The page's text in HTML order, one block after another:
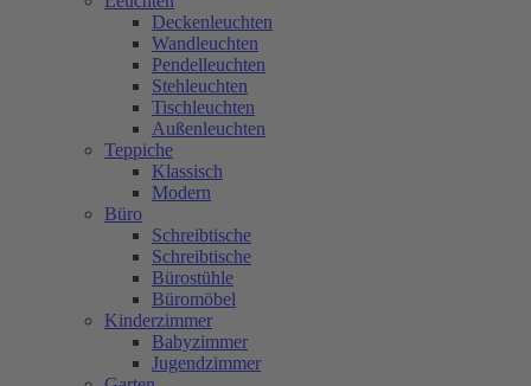
Deckenleuchten
Wandleuchten
Pendelleuchten
Stehleuchten
Tischleuchten
Außenleuchten
Teppiche
Klassisch
Modern
Büro
Schreibtische
Schreibtische
Bürostühle
Büromöbel
Kinderzimmer
Babyzimmer
Jugendzimmer